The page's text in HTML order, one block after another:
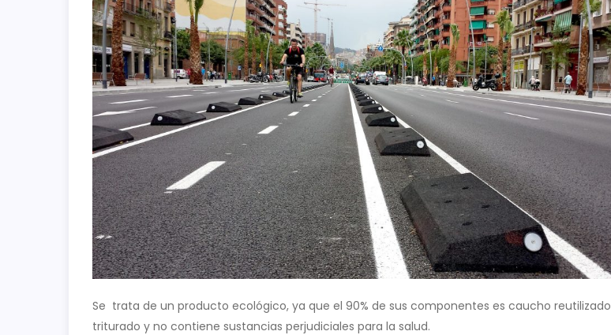
Se trata de un producto ecológico, ya que el 90% de sus componentes es caucho reutilizado
triturado y no contiene sustancias perjudiciales para la salud.